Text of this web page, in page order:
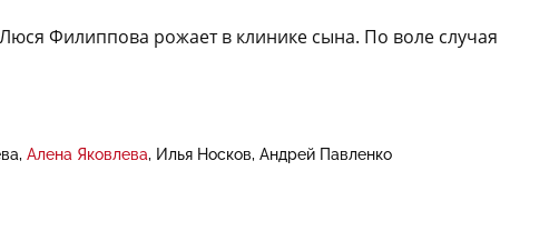
Филиппова рожает в клинике сына. По воле случая
Алена Яковлева Илья Носков Андрей Павленко